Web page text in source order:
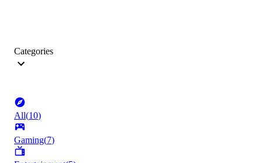
Categories
All(10)
Gaming(7)